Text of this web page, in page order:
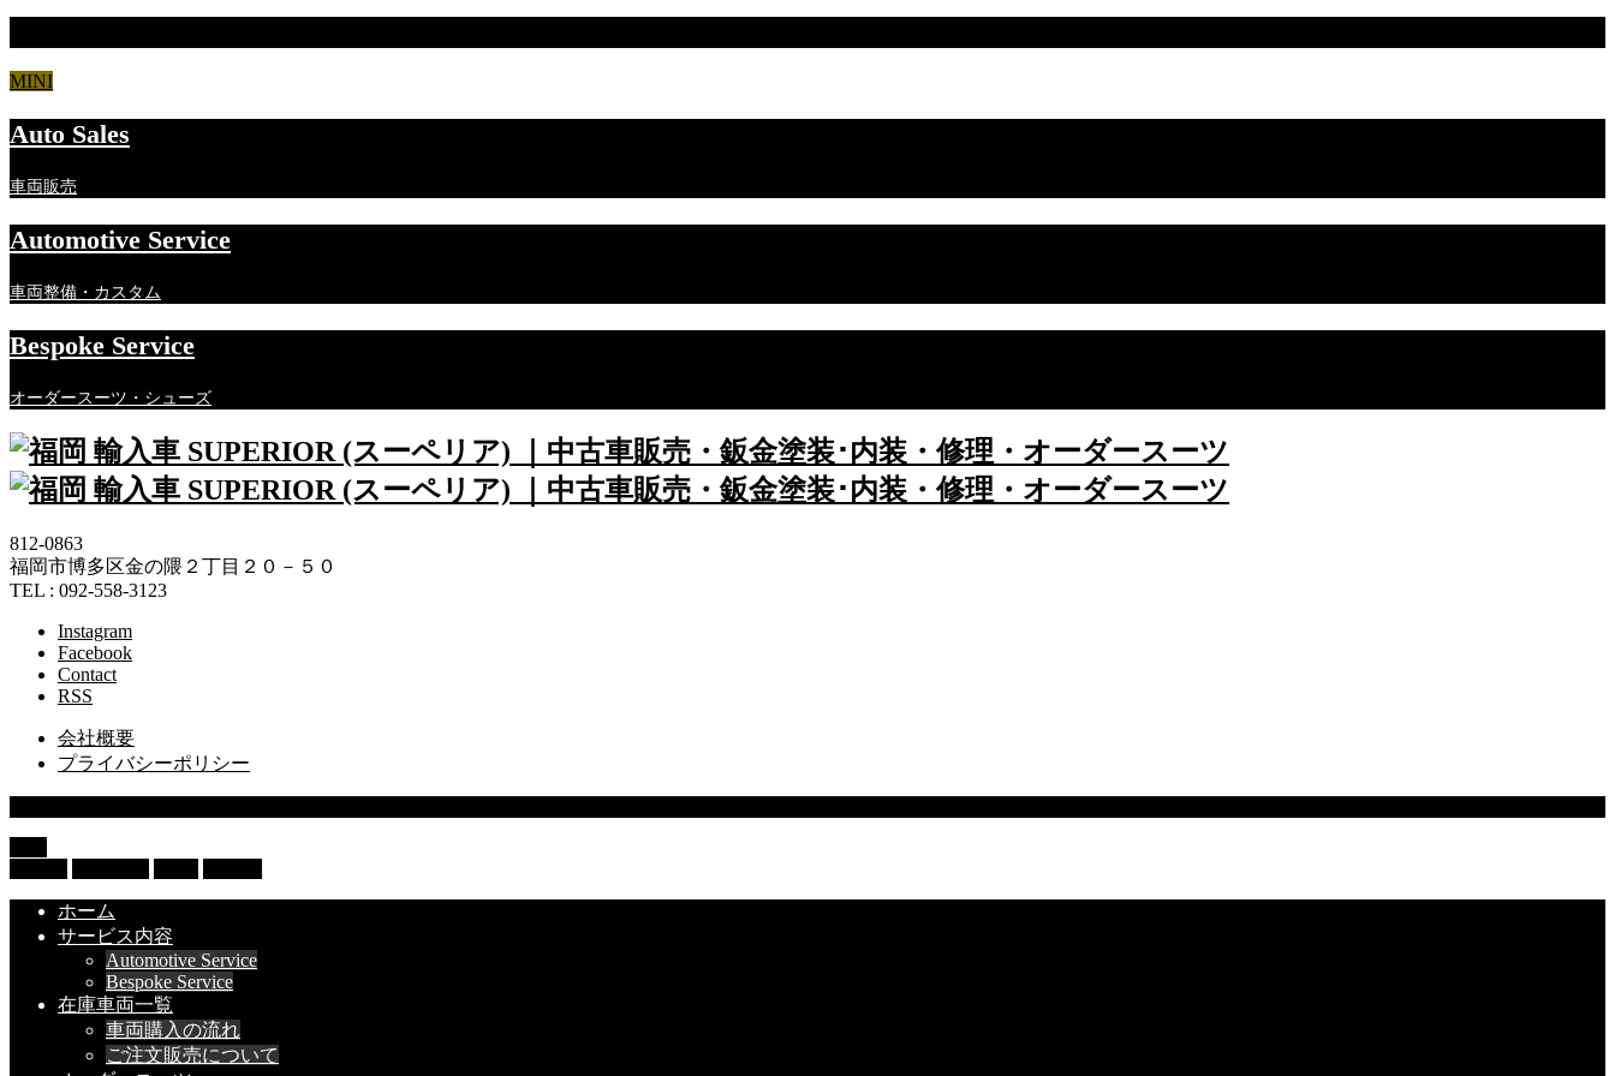
MINI
Auto Sales
車両販売
Automotive Service
車両整備・カスタム
Bespoke Service
オーダースーツ・シューズ
812-0863
福岡市博多区金の隈２丁目２０－５０
TEL : 092-558-3123
Instagram
Facebook
Contact
RSS
会社概要
プライバシーポリシー
ホーム
サービス内容
Automotive Service
Bespoke Service
在庫車両一覧
車両購入の流れ
ご注文販売について